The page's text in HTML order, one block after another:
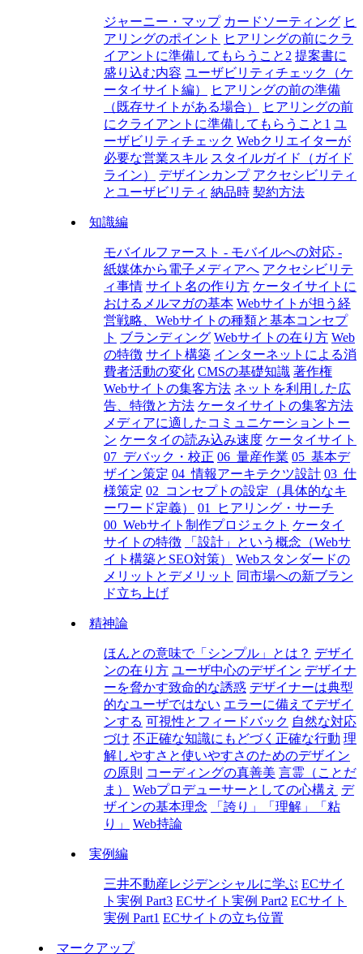
ジャーニー・マップ カードソーティング ヒ
アリングのポイント
ヒアリングの前にクラ
イアントに準備してもらうこと2 提案書に
盛り込む内容 ユーザビリティチェック（ケ
ータイサイト編）
ヒアリングの前の準備
（既存サイトがある場合）
ヒアリングの前
にクライアントに準備してもらうこと1 ユ
ーザビリティチェック Webクリエイターが
必要な営業スキル スタイルガイド（ガイド
ライン）
デザインカンプ アクセシビリティ
とユーザビリティ 納品時 契約方法
知識編
モバイルファースト - モバイルへの対応 -
紙媒体から電子メディアへ アクセシビリテ
ィ事情 サイト名の作り方 ケータイサイトに
おけるメルマガの基本 Webサイトが担う経
営戦略、Webサイトの種類と基本コンセプ
ト ブランディング Webサイトの在り方 Web
の特徴 サイト構築 インターネットによる消
費者活動の変化 CMSの基礎知識 著作権
Webサイトの集客方法 ネットを利用した広
告、特徴と方法 ケータイサイトの集客方法
メディアに適したコミュニケーショントー
ン ケータイの読み込み速度 ケータイサイト
07_デバック・校正 06_量産作業 05_基本デ
ザイン策定 04_情報アーキテクツ設計 03_仕
様策定 02_コンセプトの設定（具体的なキ
ーワード定義）
01_ヒアリング・サーチ
00_Webサイト制作プロジェクト ケータイ
サイトの特徴
「設計」という概念（Webサ
イト構築とSEO対策）
Webスタンダードの
メリットとデメリット 同市場への新ブラン
ド立ち上げ
精神論
ほんとの意味で「シンプル」とは？ デザイ
ンの在り方 ユーザ中心のデザイン デザイナ
ーを脅かす致命的な誘惑 デザイナーは典型
的なユーザではない エラーに備えてデザイ
ンする 可視性とフィードバック 自然な対応
づけ 不正確な知識にもどづく正確な行動 理
解しやすさと使いやすさのためのデザイン
の原則 コーディングの真善美 言霊（ことだ
ま）
Webプロデューサーとしての心構え デ
ザインの基本理念
「誇り」「理解」「粘
り」
Web持論
実例編
三井不動産レジデンシャルに学ぶ ECサイ
ト実例 Part3 ECサイト実例 Part2 ECサイト
実例 Part1 ECサイトの立ち位置
マークアップ